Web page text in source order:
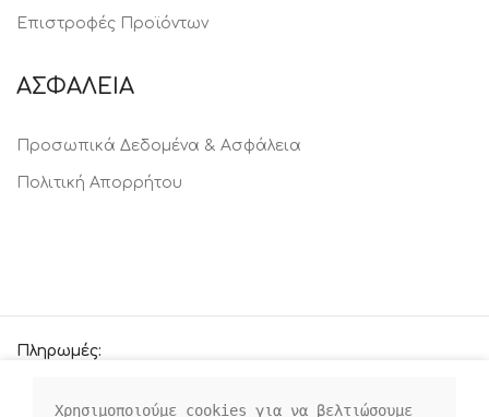
Επιστροφές Προϊόντων
ΑΣΦΑΛΕΙΑ
Προσωπικά Δεδομένα & Ασφάλεια
Πολιτική Απορρήτου
Πληρωμές:
Χρησιμοποιούμε cookies για να βελτιώσουμε